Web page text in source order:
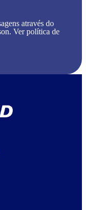
através do
Ver política de